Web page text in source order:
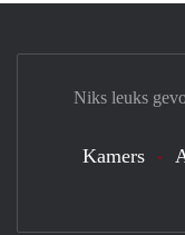
Niks leuks
Kamers